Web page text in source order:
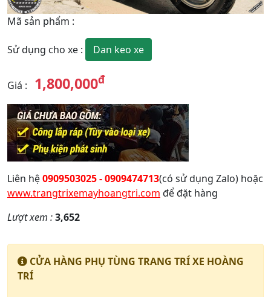
Mã sản phẩm :
Sử dụng cho xe : Dan keo xe
Giá : 1,800,000đ
Liên hệ0909503025 - 0909474713(có sử dụng Zalo) hoặc
www.trangtrixemayhoangtri.com để đặt hàng
Lượt xem :3,652
CỬA HÀNG PHỤ TÙNG TRANG TRÍ XE HOÀNG
TRÍ